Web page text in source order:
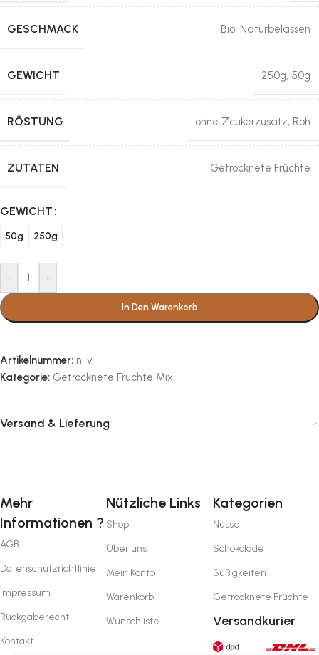
GESCHMACK Bio, Naturbelassen
GEWICHT 250g, 50g
RÖSTUNG ohne Zcukerzusatz, Roh
ZUTATEN Getrocknete Früchte
GEWICHT
50g 250g
- +
In Den Warenkorb
Artikelnummer: n. v.
Kategorie: Getrocknete Früchte Mix
Versand & Lieferung
Mehr
Informationen ?
AGB
Datenschutzrichtlinie
Impressum
Rückgaberecht
Kontakt
Nützliche Links
Shop
Über uns
Mein Konto
Warenkorb
Wunschliste
Kategorien
Nüsse
Schokolade
Süßigkeiten
Getrocknete Früchte
Versandkurier